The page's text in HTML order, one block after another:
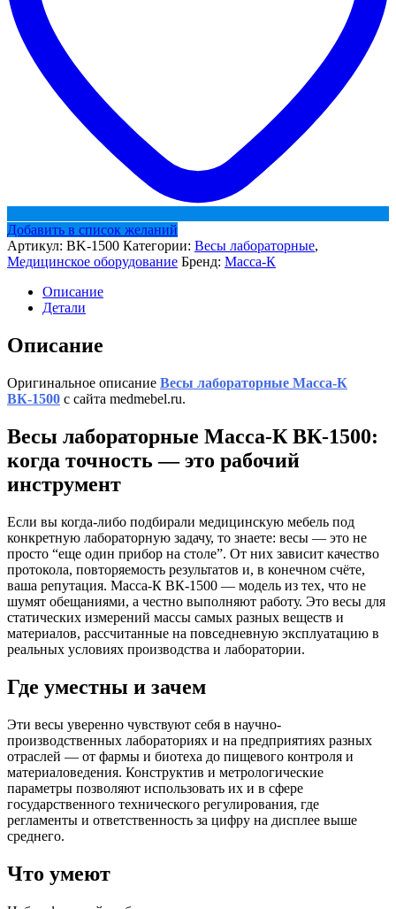
Добавить в список желаний
Артикул: BK-1500 Категории: Весы лабораторные,
Медицинское оборудование Бренд: Масса-К
Описание
Детали
Описание
Оригинальное описание Весы лабораторные Масса-К
ВК-1500 с сайта medmebel.ru.
Весы лабораторные Масса-К ВК-1500:
когда точность — это рабочий
инструмент
Если вы когда-либо подбирали медицинскую мебель под
конкретную лабораторную задачу, то знаете: весы — это не
просто “еще один прибор на столе”. От них зависит качество
протокола, повторяемость результатов и, в конечном счёте,
ваша репутация. Масса-К ВК-1500 — модель из тех, что не
шумят обещаниями, а честно выполняют работу. Это весы для
статических измерений массы самых разных веществ и
материалов, рассчитанные на повседневную эксплуатацию в
реальных условиях производства и лаборатории.
Где уместны и зачем
Эти весы уверенно чувствуют себя в научно-
производственных лабораториях и на предприятиях разных
отраслей — от фармы и биотеха до пищевого контроля и
материаловедения. Конструктив и метрологические
параметры позволяют использовать их и в сфере
государственного технического регулирования, где
регламенты и ответственность за цифру на дисплее выше
среднего.
Что умеют